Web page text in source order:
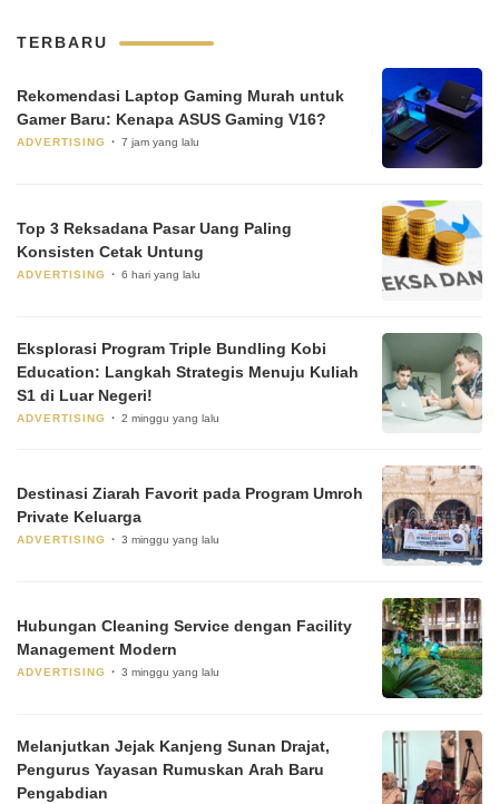
TERBARU
Rekomendasi Laptop Gaming Murah untuk
Gamer Baru: Kenapa ASUS Gaming V16?
ADVERTISING 7 jam yang lalu
Top 3 Reksadana Pasar Uang Paling
Konsisten Cetak Untung
ADVERTISING 6 hari yang lalu
Eksplorasi Program Triple Bundling Kobi
Education: Langkah Strategis Menuju Kuliah
S1 di Luar Negeri!
ADVERTISING 2 minggu yang lalu
Destinasi Ziarah Favorit pada Program Umroh
Private Keluarga
ADVERTISING 3 minggu yang lalu
Hubungan Cleaning Service dengan Facility
Management Modern
ADVERTISING 3 minggu yang lalu
Melanjutkan Jejak Kanjeng Sunan Drajat,
Pengurus Yayasan Rumuskan Arah Baru
Pengabdian